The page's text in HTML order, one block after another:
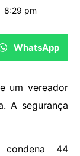
8:29 pm
WhatsApp
um vereador
A segurança
44